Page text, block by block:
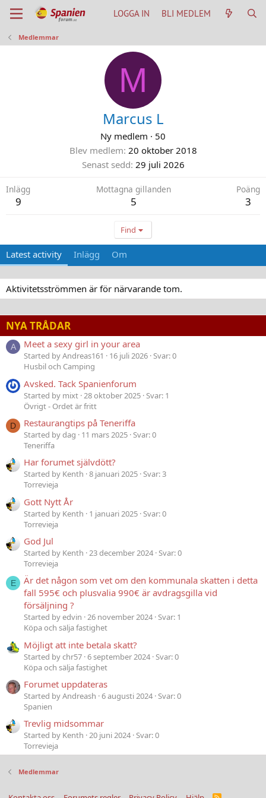
LOGGA IN BLI MEDLEM
Medlemmar
M
Marcus L
Ny medlem · 50
Blev medlem 20 oktober 2018
Senast sedd 29 juli 2026
Inlägg
9
Mottagna gillanden
5
Poäng
3
Find
Latest activity Inlägg Om
Aktivitetsströmmen är för närvarande tom.
NYA TRÅDAR
A Meet a sexy girl in your area
Started by Andreas161 16 juli 2026 Svar: 0
Husbil och Camping
Avsked. Tack Spanienforum
Started by mixt 28 oktober 2025 Svar: 1
Övrigt - Ordet är fritt
D Restaurangtips på Teneriffa
Started by dag 11 mars 2025 Svar: 0
Teneriffa
Har forumet självdött?
Started by Kenth 8 januari 2025 Svar: 3
Torrevieja
Gott Nytt År
Started by Kenth 1 januari 2025 Svar: 0
Torrevieja
God Jul
Started by Kenth 23 december 2024 Svar: 0
Torrevieja
E
Är det någon som vet om den kommunala skatten i detta
fall 595€ och plusvalia 990€ är avdragsgilla vid
försäljning ?
Started by edvin 26 november 2024 Svar: 1
Köpa och sälja fastighet
Möjligt att inte betala skatt?
Started by chr57 6 september 2024 Svar: 0
Köpa och sälja fastighet
Forumet uppdateras
Started by Andreash 6 augusti 2024 Svar: 0
Spanien
Trevlig midsommar
Started by Kenth 20 juni 2024 Svar: 0
Torrevieja
Medlemmar